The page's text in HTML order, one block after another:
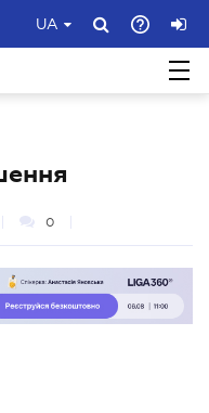
UA
0